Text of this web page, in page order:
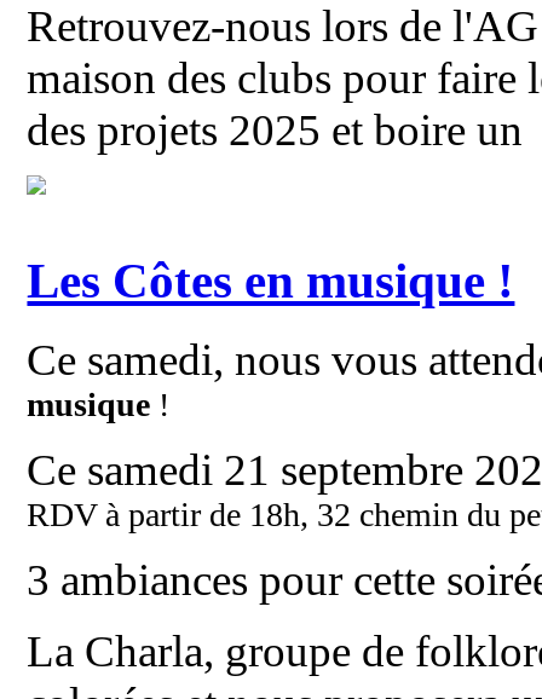
Retrouvez-nous lors de
maison des clubs pour faire
des projets 2025 et boire
Les Côtes en musique !
Ce samedi, nous vous
musique !
Ce samedi 21 septembre
RDV à partir de 18h, 32 chemin du
3 ambiances pour cette
La Charla, groupe de